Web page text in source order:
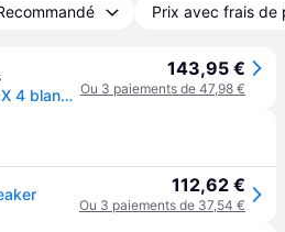
Prix avec frais de
Chaussures On Cloud X 4 blanc polaire femme - 40.5 - White
143,95 €
Ou 3 paiements de 47,98 €
112,62 €
Ou 3 paiements de 37,54 €